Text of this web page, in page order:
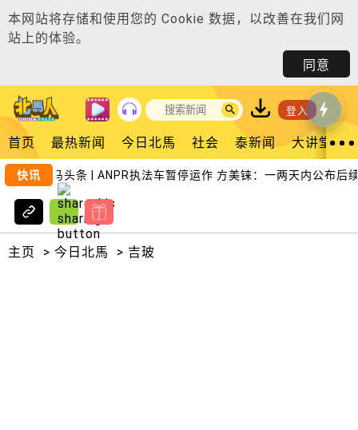
本网站将存储和使用您的 Cookie 数据，以改善在我们网
站上的体验。
同意
登入
首页 最热新闻 今日北馬 社会 泰新闻 大讲堂
快讯
今日北马头条 | ANPR执法车暂停运作 方美铼：一两天内公布后续
主页 > 今日北馬 > 吉玻